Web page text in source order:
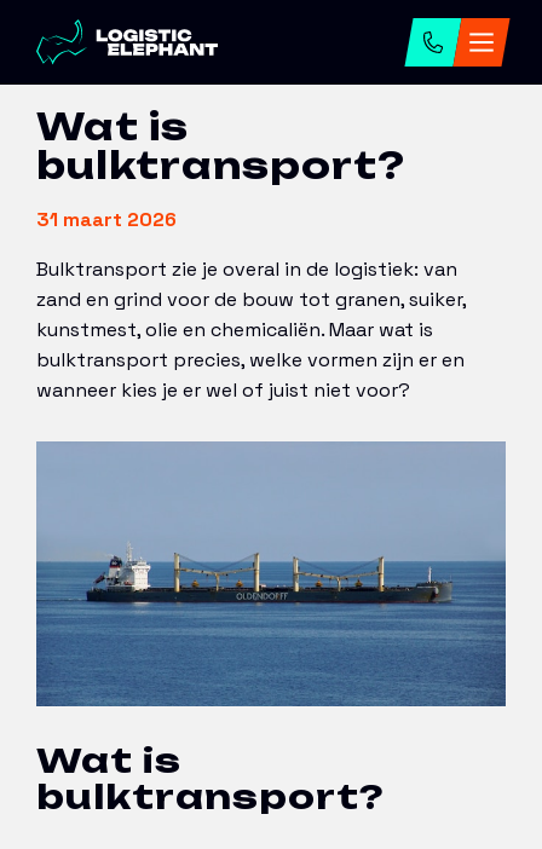
Home →Artikelen Wat is bulktransport?
Wat is
bulktransport?
31 maart 2026
Bulktransport zie je overal in de logistiek: van
zand en grind voor de bouw tot granen, suiker,
kunstmest, olie en chemicaliën. Maar wat is
bulktransport precies, welke vormen zijn er en
wanneer kies je er wel of juist niet voor?
Wat is
bulktransport?